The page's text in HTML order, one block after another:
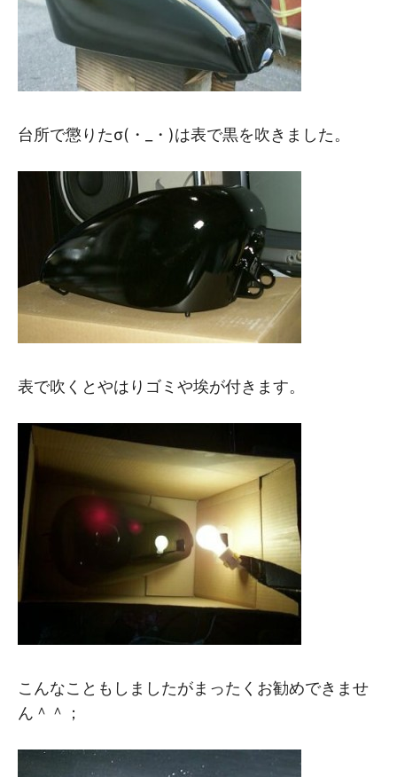
台所で懲りたσ(・_・)は表で黒を吹きました。
表で吹くとやはりゴミや埃が付きます。
こんなこともしましたがまったくお勧めできませ
ん＾＾；